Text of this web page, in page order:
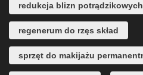
redukcja blizn potrądzikowych
regenerum do rzęs skład
sprzęt do makijażu